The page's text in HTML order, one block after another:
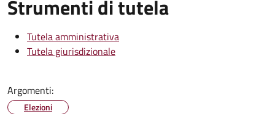
Strumenti di tutela
Tutela amministrativa
Tutela giurisdizionale
Argomenti:
Elezioni